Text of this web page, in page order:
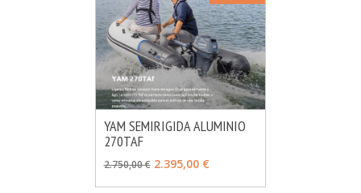
VER OPCIONES
YAM SEMIRIGIDA ALUMINIO
270TAF
2.750,00 € 2.395,00 €